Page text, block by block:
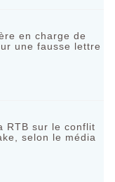
en charge de
une fausse lettre
RTB sur le conflit
selon le média